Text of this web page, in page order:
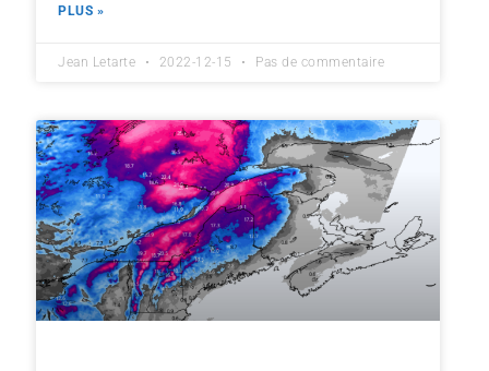
PLUS »
Jean Letarte 2022-12-15 Pas de commentaire